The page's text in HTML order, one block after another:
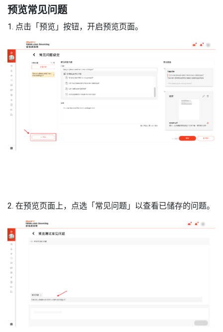
预览常见问题
1. 点击「预览」按钮，开启预览页面。
2. 在预览页面上，点选「常见问题」以查看已储存的问题。